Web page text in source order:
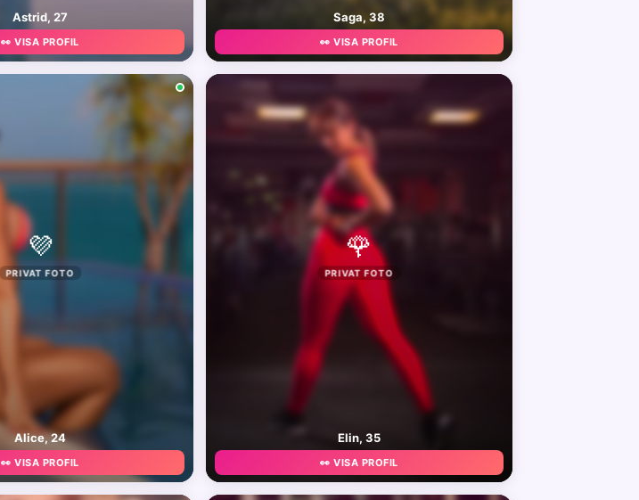
Astrid, 27
👀 VISA PROFIL
Saga, 38
👀 VISA PROFIL
💜
PRIVAT FOTO
Alice, 24
👀 VISA PROFIL
🌹
PRIVAT FOTO
Elin, 35
👀 VISA PROFIL